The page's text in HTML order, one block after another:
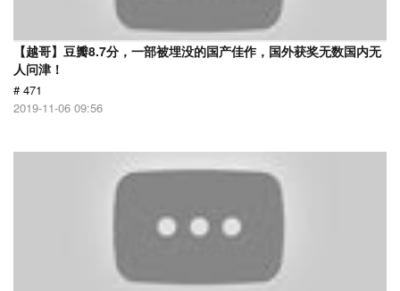
【越哥】豆瓣8.7分，一部被埋没的国产佳作，国外获奖无数国内无
人问津！
# 471
2019-11-06 09:56